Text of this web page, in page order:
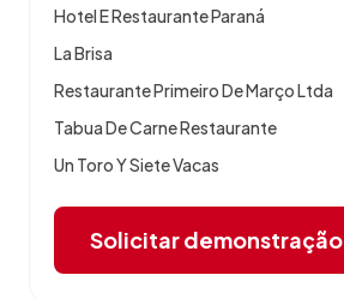
Hotel E Restaurante Paraná
La Brisa
Restaurante Primeiro De Março Ltda
Tabua De Carne Restaurante
Un Toro Y Siete Vacas
Solicitar demonstração